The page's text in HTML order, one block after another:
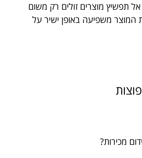
תפשיץ מוצרים זולים רק משום
המוצר משפיעה באופן ישיר על
מכירות?